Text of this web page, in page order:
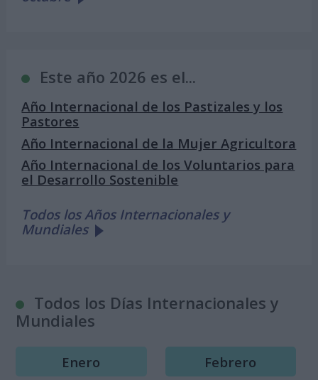
Este año 2026 es el...
Año Internacional de los Pastizales y los
Pastores
Año Internacional de la Mujer Agricultora
Año Internacional de los Voluntarios para
el Desarrollo Sostenible
Todos los Años Internacionales y
Mundiales
Todos los Días Internacionales y
Mundiales
Enero Febrero